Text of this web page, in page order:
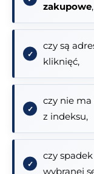
zakupowe,
czy są
kliknięć,
czy nie
z indeksu,
czy
wybranej